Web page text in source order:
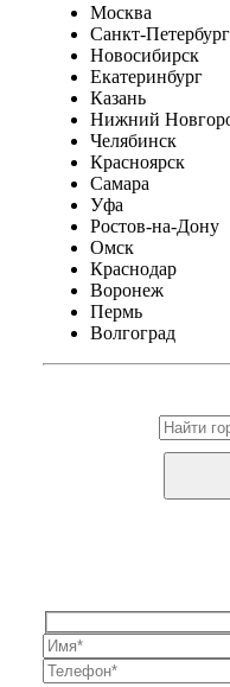
Москва
Санкт-Петербург
Новосибирск
Екатеринбург
Казань
Нижний
Челябинск
Красноярск
Самара
Уфа
Ростов-на-Дону
Омск
Краснодар
Воронеж
Пермь
Волгоград